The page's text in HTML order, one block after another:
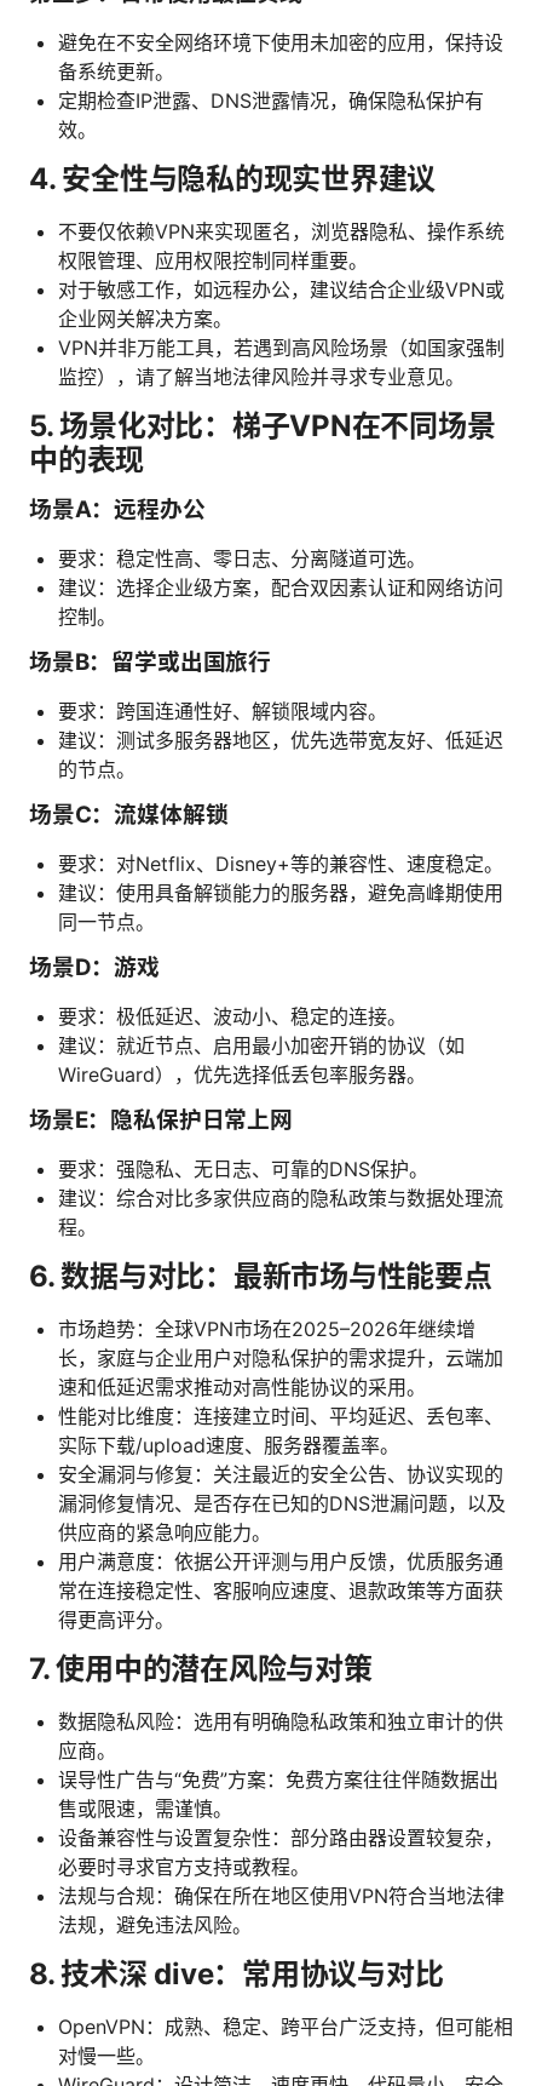
避免在不安全网络环境下使用未加密的应用，保持设
备系统更新。
定期检查IP泄露、DNS泄露情况，确保隐私保护有
效。
4. 安全性与隐私的现实世界建议
不要仅依赖VPN来实现匿名，浏览器隐私、操作系统
权限管理、应用权限控制同样重要。
对于敏感工作，如远程办公，建议结合企业级VPN或
企业网关解决方案。
VPN并非万能工具，若遇到高风险场景（如国家强制
监控），请了解当地法律风险并寻求专业意见。
5. 场景化对比：梯子VPN在不同场景
中的表现
场景A：远程办公
要求：稳定性高、零日志、分离隧道可选。
建议：选择企业级方案，配合双因素认证和网络访问
控制。
场景B：留学或出国旅行
要求：跨国连通性好、解锁限域内容。
建议：测试多服务器地区，优先选带宽友好、低延迟
的节点。
场景C：流媒体解锁
要求：对Netflix、Disney+等的兼容性、速度稳定。
建议：使用具备解锁能力的服务器，避免高峰期使用
同一节点。
场景D：游戏
要求：极低延迟、波动小、稳定的连接。
建议：就近节点、启用最小加密开销的协议（如
WireGuard），优先选择低丢包率服务器。
场景E：隐私保护日常上网
要求：强隐私、无日志、可靠的DNS保护。
建议：综合对比多家供应商的隐私政策与数据处理流
程。
6. 数据与对比：最新市场与性能要点
市场趋势：全球VPN市场在2025–2026年继续增
长，家庭与企业用户对隐私保护的需求提升，云端加
速和低延迟需求推动对高性能协议的采用。
性能对比维度：连接建立时间、平均延迟、丢包率、
实际下载/upload速度、服务器覆盖率。
安全漏洞与修复：关注最近的安全公告、协议实现的
漏洞修复情况、是否存在已知的DNS泄漏问题，以及
供应商的紧急响应能力。
用户满意度：依据公开评测与用户反馈，优质服务通
常在连接稳定性、客服响应速度、退款政策等方面获
得更高评分。
7. 使用中的潜在风险与对策
数据隐私风险：选用有明确隐私政策和独立审计的供
应商。
误导性广告与“免费”方案：免费方案往往伴随数据出
售或限速，需谨慎。
设备兼容性与设置复杂性：部分路由器设置较复杂，
必要时寻求官方支持或教程。
法规与合规：确保在所在地区使用VPN符合当地法律
法规，避免违法风险。
8. 技术深 dive：常用协议与对比
OpenVPN：成熟、稳定、跨平台广泛支持，但可能相
对慢一些。